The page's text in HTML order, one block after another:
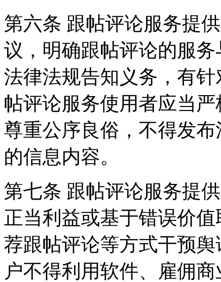
第六条 跟帖评论服务提
议，明确跟帖评论的服
法律法规告知义务，有
帖评论服务使用者应当
尊重公序良俗，不得发
的信息内容。
第七条 跟帖评论服务提
正当利益或基于错误价
荐跟帖评论等方式干预
户不得利用软件、雇佣